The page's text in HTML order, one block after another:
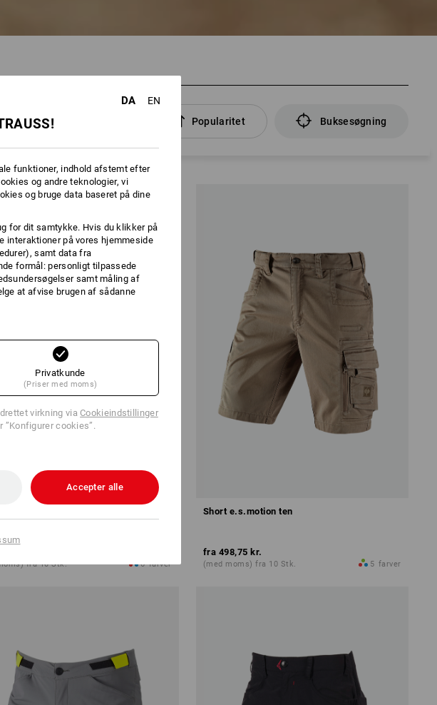
Popularitet Buksesøgning
fra 10 Stk. 6 farver
Short e.s.motion ten
fra 498,75 kr.
(med moms) fra 10 Stk. 5 farver
DA EN
funktioner, indhold afstemt efter
og andre teknologier, vi
og bruge data baseret på dine
for dit samtykke. Hvis du klikker på
interaktioner på vores hjemmeside
samt data fra
formål: personligt tilpassede
samt måling af
at afvise brugen af sådanne
Privatkunde
(Priser med moms)
virkning viaCookieindstillinger
cookies”.
Accepter alle